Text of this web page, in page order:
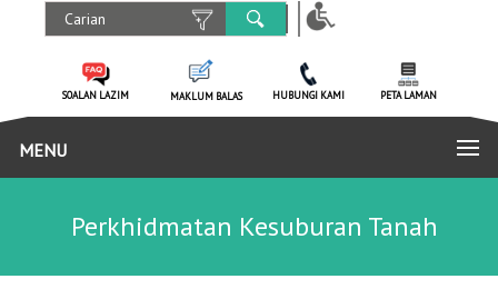
SOALAN LAZIM MAKLUM BALAS HUBUNGI KAMI PETA LAMAN
MENU
Perkhidmatan Kesuburan Tanah